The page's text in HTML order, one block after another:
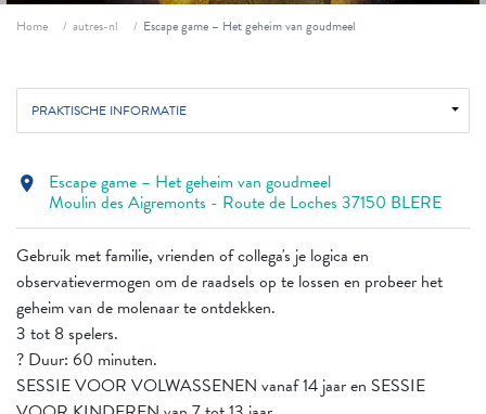
Fil d'ariane
Home autres-nl Escape game – Het geheim van goudmeel
PRAKTISCHE INFORMATIE
Gebruik met familie, vrienden of collega's je logica en
observatievermogen om de raadsels op te lossen en probeer het
geheim van de molenaar te ontdekken.
3 tot 8 spelers.
? Duur: 60 minuten.
SESSIE VOOR VOLWASSENEN vanaf 14 jaar en SESSIE
location_on Escape game – Het geheim van goudmeel
Moulin des Aigremonts - Route de Loches 37150 BLERE